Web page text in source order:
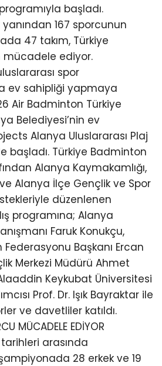
başladı.
167 sporcunun
47 takım, Türkiye
ediyor.
spor
ev sahipliği yapmaya
Air Badminton Türkiye
Belediyesi’nin ev
Alanya Uluslararası Plaj
başladı. Türkiye Badminton
Alanya Kaymakamlığı,
Alanya İlçe Gençlik ve Spor
düzenlenen
programına; Alanya
Faruk Konukçu,
Başkanı Ercan
Merkezi Müdürü Ahmet
Keykubat Üniversitesi
Prof. Dr. Işık Bayraktar ile
ve davetliler katıldı.
MÜCADELE EDİYOR
arasında
28 erkek ve 19